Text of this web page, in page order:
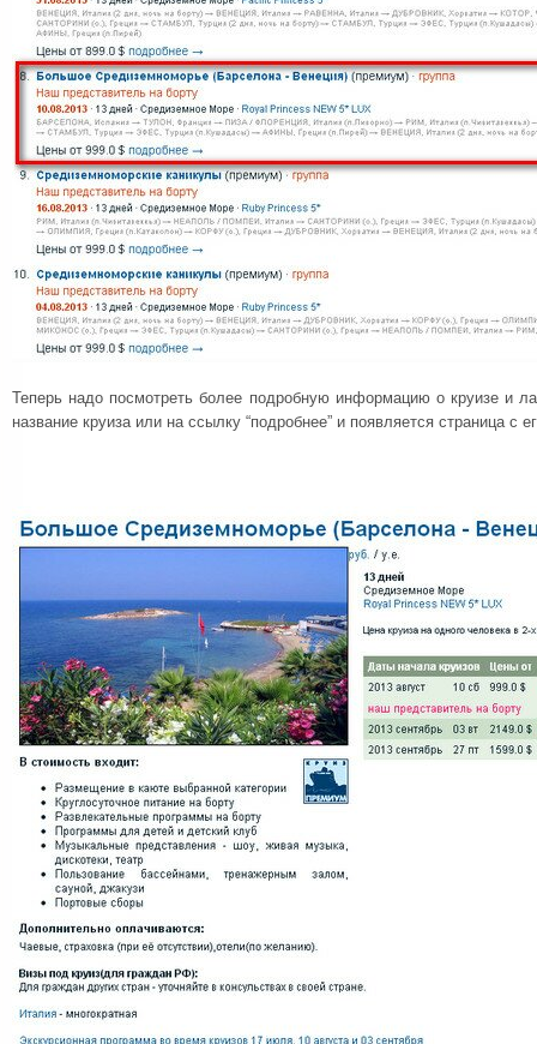
Теперь надо посмотреть более подробную информацию о круизе и
название круиза или на ссылку “подробнее” и появляется страница с